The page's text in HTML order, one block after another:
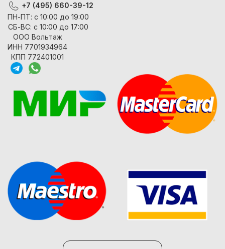
+7 (495) 660-39-12
ПН-ПТ: с 10:00 до 19:00
СБ-ВС: с 10:00 до 17:00
ООО Вольтаж
ИНН 7701934964
КПП 772401001